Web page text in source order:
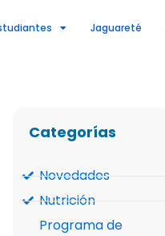
Jaguareté
Categorías
Novedades
Nutrición
Programa de